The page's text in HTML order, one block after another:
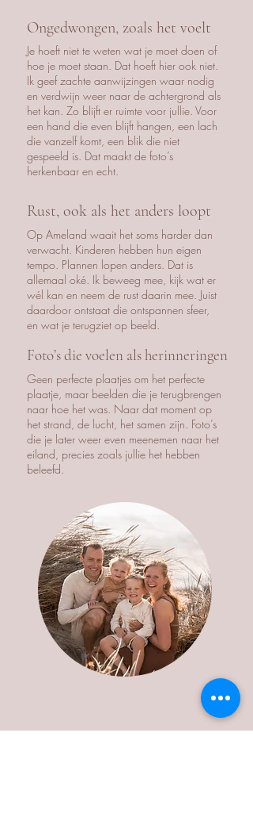
Ongedwongen, zoals het voelt
Je hoeft niet te weten wat je moet doen of
hoe je moet staan. Dat hoeft hier ook niet.
Ik geef zachte aanwijzingen waar nodig
en verdwijn weer naar de achtergrond als
het kan. Zo blijft er ruimte voor jullie. Voor
een hand die even blijft hangen, een lach
die vanzelf komt, een blik die niet
gespeeld is. Dat maakt de foto’s
herkenbaar en echt.
Rust, ook als het anders loopt
Op Ameland waait het soms harder dan
verwacht. Kinderen hebben hun eigen
tempo. Plannen lopen anders. Dat is
allemaal oké. Ik beweeg mee, kijk wat er
wél kan en neem de rust daarin mee. Juist
daardoor ontstaat die ontspannen sfeer,
en wat je terugziet op beeld.
Foto’s die voelen als herinneringen
Geen perfecte plaatjes om het perfecte
plaatje, maar beelden die je terugbrengen
naar hoe het was. Naar dat moment op
het strand, de lucht, het samen zijn. Foto’s
die je later weer even meenemen naar het
eiland, precies zoals jullie het hebben
beleefd.